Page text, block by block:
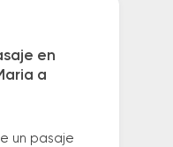
en
a
un pasaje